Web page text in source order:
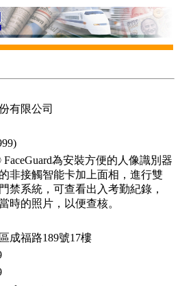
有限公司
FaceGuard為安裝方便的人像識別器
非接觸智能卡加上面相，進行雙
禁系統，可查看出入考勤紀錄，
時的照片，以便查核。
成福路189號17樓